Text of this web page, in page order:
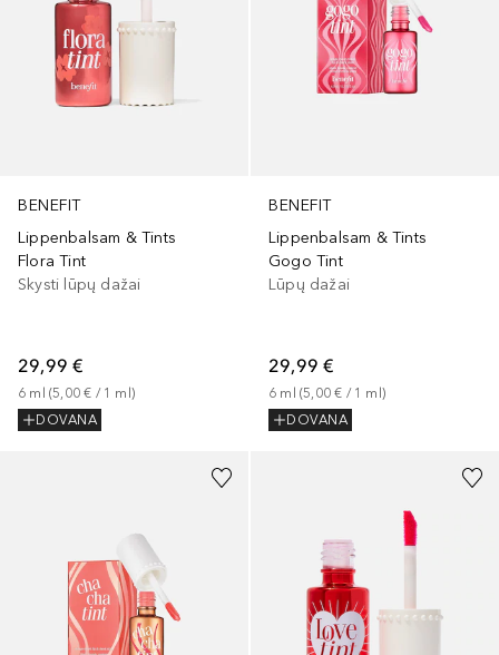
BENEFIT
Lippenbalsam & Tints
Flora Tint
Skysti lūpų dažai
29,99 €
6 ml (5,00 € / 1 ml )
DOVANA
BENEFIT
Lippenbalsam & Tints
Gogo Tint
Lūpų dažai
29,99 €
6 ml (5,00 € / 1 ml )
DOVANA